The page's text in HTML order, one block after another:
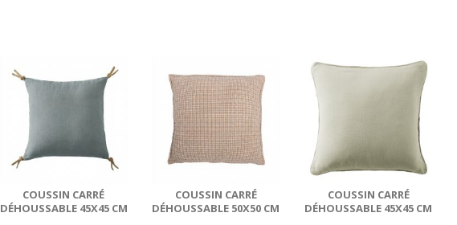
COUSSIN CARRÉ
DÉHOUSSABLE 45X45 CM
COUSSIN CARRÉ
DÉHOUSSABLE 50X50 CM
COUSSIN CARRÉ
DÉHOUSSABLE 45X45 CM